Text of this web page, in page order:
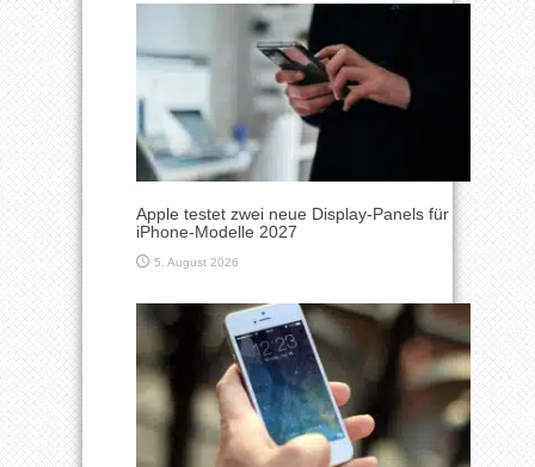
Apple testet zwei neue Display-Panels für
iPhone-Modelle 2027
5. August 2026